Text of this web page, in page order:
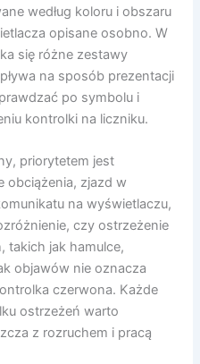
według koloru i obszaru
opisane osobno. W
się różne zestawy
na sposób prezentacji
po symbolu i
kontrolki na liczniku.
priorytetem jest
obciążenia, zjazd w
na wyświetlaczu,
czy ostrzeżenie
takich jak hamulce,
objawów nie oznacza
czerwona. Każde
ostrzeżeń warto
z rozruchem i pracą